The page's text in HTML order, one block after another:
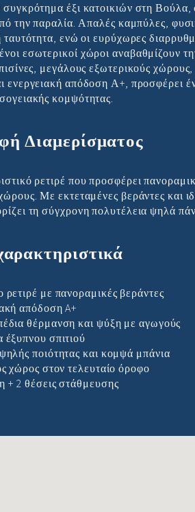
έξι κατοικιών στη
την παραλία. Απαλές καμπύλες,
ταυτότητα, ενώ οι ευρύχωρες
εσωτερικοί χώροι αναβαθμίζουν
μεγάλους εξωτερικούς
ενεργειακή απόδοση Α+, προσφέρει
κομψότητας.
Διαμερίσματος
ρετιρέ που προσφέρει
Με εκτεταμένες βεράντες και
τη σύγχρονη πολυτέλεια ψηλά
με πανοραμικές βεράντες
απόδοση A+
θέρμανση και ψύξη με αγωγούς
σπιτιού
ποιότητας και κομψά μπάνια
χώρος στον τελευταίο όροφο
+ 2 θέσεις στάθμευσης